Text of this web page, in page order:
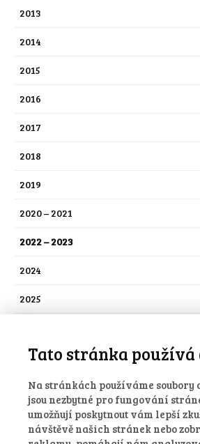
2013
2014
2015
2016
2017
2018
2019
2020 – 2021
2022 – 2023
2024
2025
Nezařazené
Stalo se
Stalo se – ekocentrum
Stalo se – školní akce
Tato stránka používá
Na stránkách používáme soubory
jsou nezbytné pro fungování
umožňují poskytnout vám lepší
návštěvě našich stránek nebo